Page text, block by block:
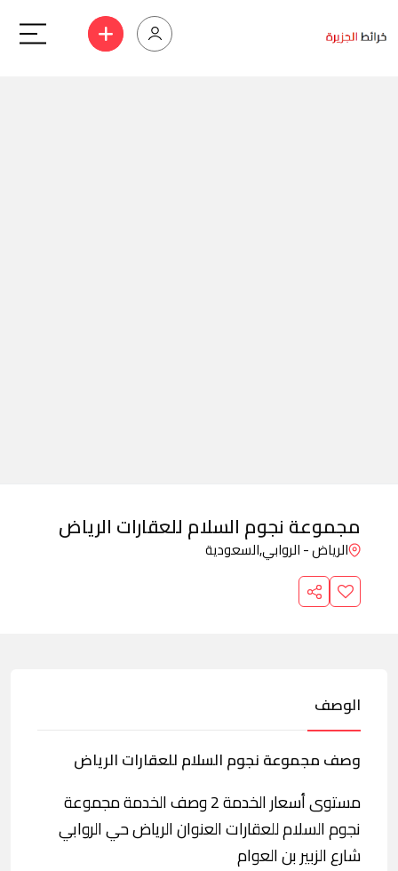
مجموعة نجوم السلام للعقارات الرياض
الرياض - الروابي,السعودية
الوصف
وصف مجموعة نجوم السلام للعقارات الرياض
مستوى أسعار الخدمة 2 وصف الخدمة مجموعة
نجوم السلام للعقارات العنوان الرياض حي الروابي
شارع الزبير بن العوام